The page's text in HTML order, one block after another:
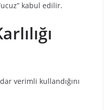
kabul edilir.
verimli kullandığını